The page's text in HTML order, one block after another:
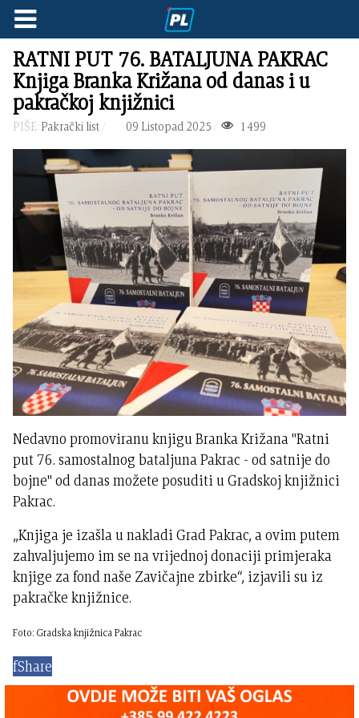
RATNI PUT 76. BATALJUNA PAKRAC
Knjiga Branka Križana od danas i u
pakračkoj knjižnici
PIŠE: Pakrački list 09 Listopad 2025 1499
Nedavno promoviranu knjigu Branka Križana "Ratni
put 76. samostalnog bataljuna Pakrac - od satnije do
bojne" od danas možete posuditi u Gradskoj knjižnici
Pakrac.
„Knjiga je izašla u nakladi Grad Pakrac, a ovim putem
zahvaljujemo im se na vrijednoj donaciji primjeraka
knjige za fond naše Zavičajne zbirke“, izjavili su iz
pakračke knjižnice.
Foto: Gradska knjižnica Pakrac
fShare